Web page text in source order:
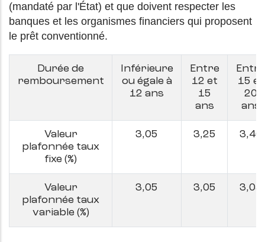
(mandaté par l'État) et que doivent respecter les
banques et les organismes financiers qui proposent
le prêt conventionné.
Durée de
remboursement
Inférieure
ou égale à
12 ans
Entre
12 et
15
ans
Entre
15 et
20
ans
Valeur
plafonnée taux
fixe (%)
3,05 3,25 3,40
Valeur
plafonnée taux
variable (%)
3,05 3,05 3,05